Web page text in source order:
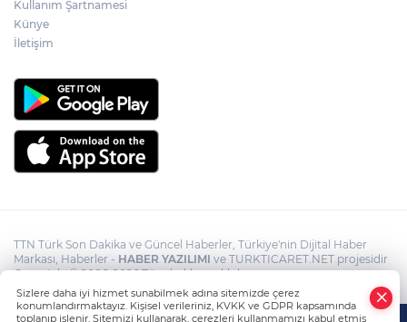
Kıvanç Uman’ın ailelerini hedef alam
Kullanım Şartnamesi
Künye
İletişim
TTN Türk Son Dakika ve Güncel Haberler, Türkiye'nin Dijital Haber
Markası, Haberler - HABER YAZILIMI ve TURKTICARET.NET projesidir
Copyright© 2006-2026 Tüm hakları saklıdır.
Sizlere daha iyi hizmet sunabilmek adına sitemizde çerez
konumlandırmaktayız. Kişisel verileriniz, KVKK ve GDPR kapsamında
toplanıp işlenir. Sitemizi kullanarak, çerezleri kullanmamızı kabul etmiş